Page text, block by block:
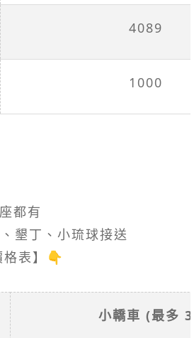
4089
1000
都有
墾丁、小琉球接送
格表】👇
小轎車 (最多